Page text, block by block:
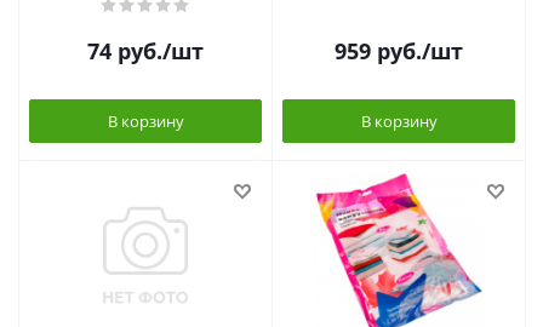
74 руб./шт
В корзину
959 руб./шт
В корзину